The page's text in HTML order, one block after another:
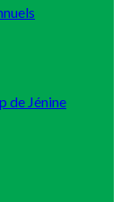
de Jénine